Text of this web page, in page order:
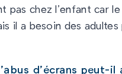
pas chez l’enfant car
il a besoin des
d’écrans peut-il